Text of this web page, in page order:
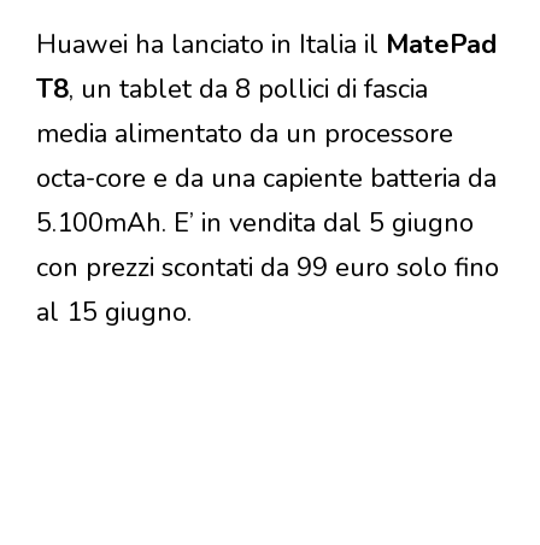
Huawei ha lanciato in Italia il MatePad
T8, un tablet da 8 pollici di fascia
media alimentato da un processore
octa-core e da una capiente batteria da
5.100mAh. E’ in vendita dal 5 giugno
con prezzi scontati da 99 euro solo fino
al 15 giugno.